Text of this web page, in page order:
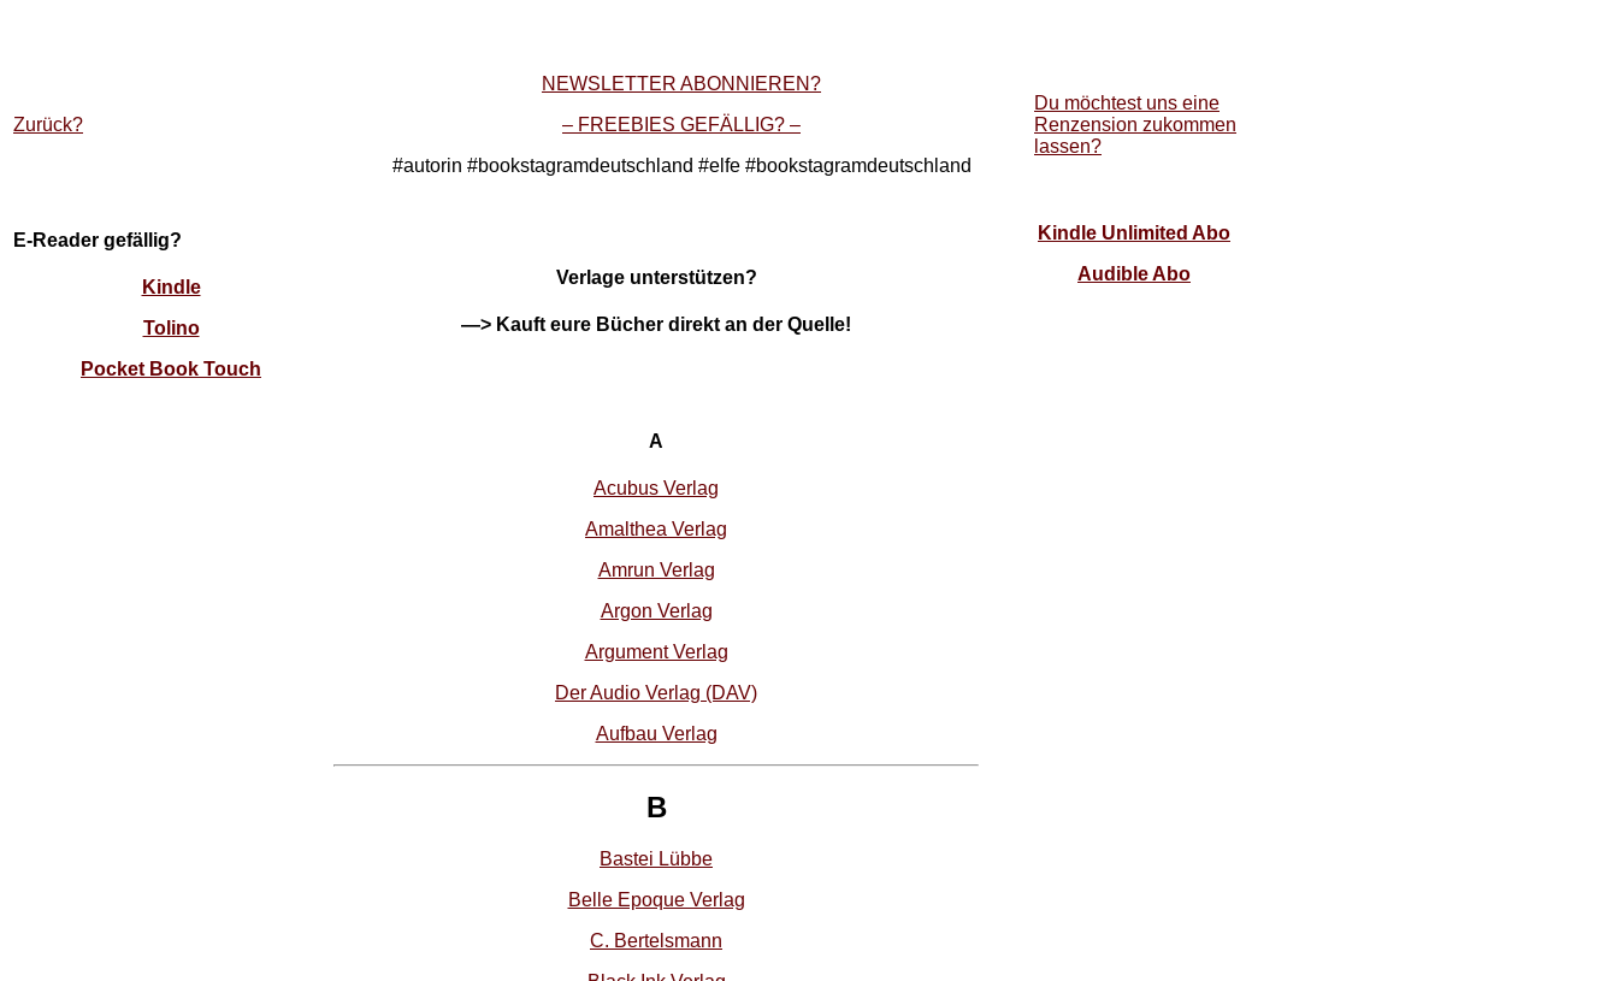
Zurück?
NEWSLETTER ABONNIEREN?
– FREEBIES GEFÄLLIG? –
#autorin #bookstagramdeutschland #elfe #bookstagramdeutschland
Du möchtest uns eine
Renzension zukommen
lassen?
E-Reader gefällig?
Kindle
Tolino
Pocket Book Touch
Verlage unterstützen?
—> Kauft eure Bücher direkt an der Quelle!
Kindle Unlimited Abo
Audible Abo
A
Acubus Verlag
Amalthea Verlag
Amrun Verlag
Argon Verlag
Argument Verlag
Der Audio Verlag (DAV)
Aufbau Verlag
B
Bastei Lübbe
Belle Epoque Verlag
C. Bertelsmann